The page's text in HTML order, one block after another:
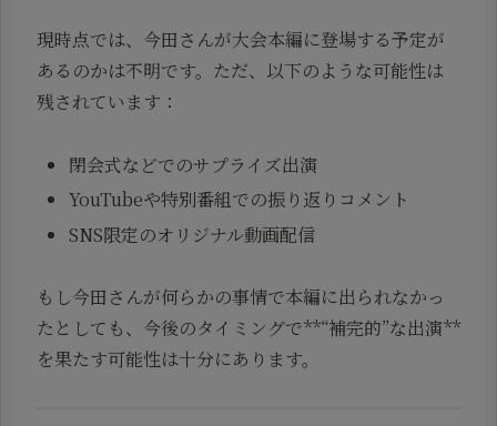
現時点では、今田さんが大会本編に登場する予定が
あるのかは不明です。ただ、以下のような可能性は
残されています：
閉会式などでのサプライズ出演
YouTubeや特別番組での振り返りコメント
SNS限定のオリジナル動画配信
もし今田さんが何らかの事情で本編に出られなかっ
たとしても、今後のタイミングで**“補完的”な出演**
を果たす可能性は十分にあります。